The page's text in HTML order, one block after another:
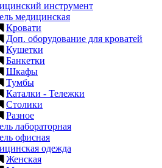
инструмент
медицинская
Кровати
Доп. оборудование для кроватей
Кушетки
Банкетки
Шкафы
Тумбы
Каталки - Тележки
Столики
Разное
лабораторная
офисная
одежда
Женская